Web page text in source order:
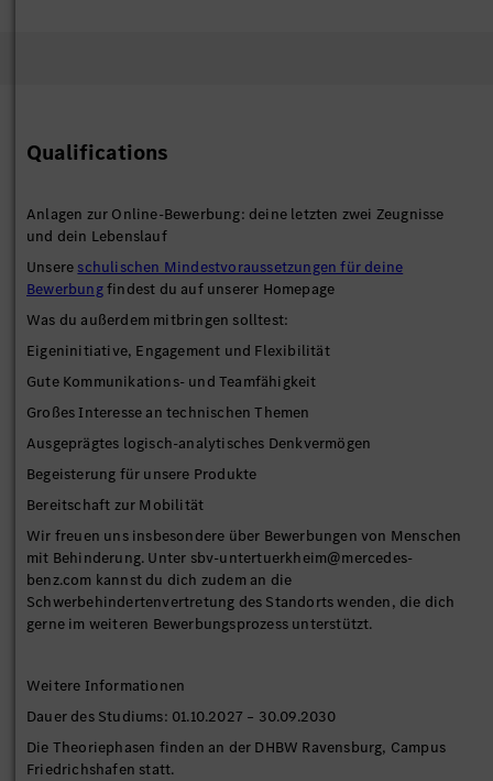
Qualifications
Anlagen zur Online-Bewerbung: deine letzten zwei Zeugnisse
und dein Lebenslauf
Unsere schulischen Mindestvoraussetzungen für deine
Bewerbungfindest du auf unserer Homepage
Was du außerdem mitbringen solltest:
Eigeninitiative, Engagement und Flexibilität
Gute Kommunikations- und Teamfähigkeit
Großes Interesse an technischen Themen
Ausgeprägtes logisch-analytisches Denkvermögen
Begeisterung für unsere Produkte
Bereitschaft zur Mobilität
Wir freuen uns insbesondere über Bewerbungen von Menschen
mit Behinderung. Unter sbv-untertuerkheim@mercedes-
benz.com kannst du dich zudem an die
Schwerbehindertenvertretung des Standorts wenden, die dich
gerne im weiteren Bewerbungsprozess unterstützt.
Weitere Informationen
Dauer des Studiums: 01.10.2027 – 30.09.2030
Die Theoriephasen finden an der DHBW Ravensburg, Campus
Friedrichshafen statt.